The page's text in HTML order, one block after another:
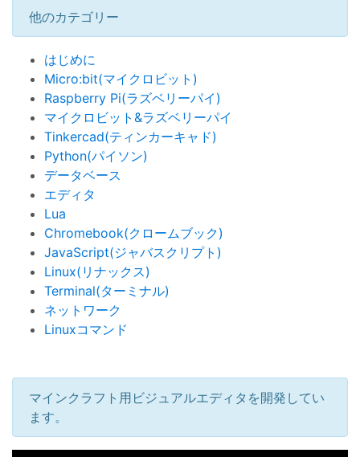
他のカテゴリー
はじめに
Micro:bit(マイクロビット)
Raspberry Pi(ラズベリーパイ)
マイクロビット&ラズベリーパイ
Tinkercad(ティンカーキャド)
Python(パイソン)
データベース
エディタ
Lua
Chromebook(クロームブック)
JavaScript(ジャバスクリプト)
Linux(リナックス)
Terminal(ターミナル)
ネットワーク
Linuxコマンド
マインクラフト用ビジュアルエディタを開発してい
ます。